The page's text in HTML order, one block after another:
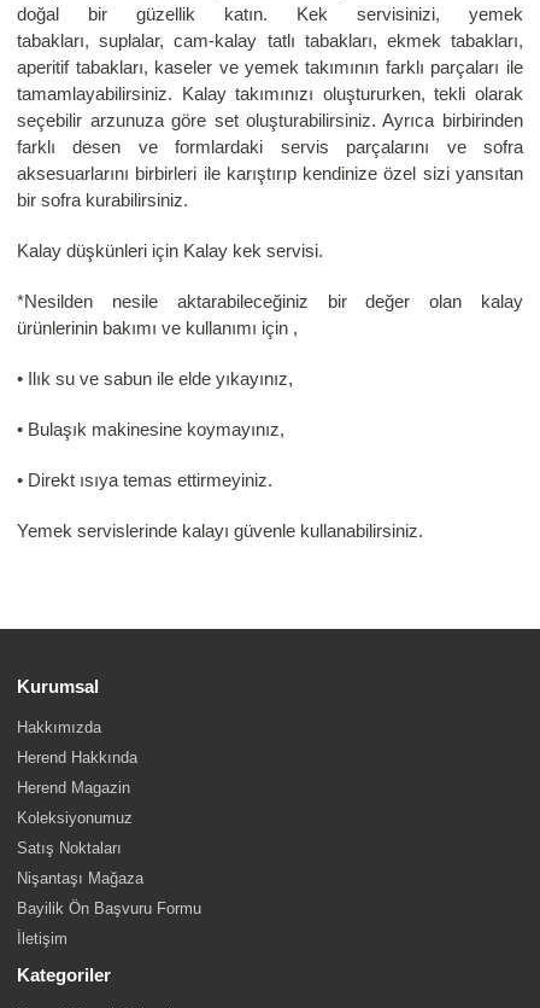
doğal bir güzellik katın. Kek servisinizi, yemek
tabakları, suplalar, cam-kalay tatlı tabakları, ekmek tabakları,
aperitif tabakları, kaseler ve yemek takımının farklı parçaları ile
tamamlayabilirsiniz. Kalay takımınızı oluştururken, tekli olarak
seçebilir arzunuza göre set oluşturabilirsiniz. Ayrıca birbirinden
farklı desen ve formlardaki servis parçalarını ve sofra
aksesuarlarını birbirleri ile karıştırıp kendinize özel sizi yansıtan
bir sofra kurabilirsiniz.
Kalay düşkünleri için Kalay kek servisi.
*Nesilden nesile aktarabileceğiniz bir değer olan kalay
ürünlerinin bakımı ve kullanımı için ,
• Ilık su ve sabun ile elde yıkayınız,
• Bulaşık makinesine koymayınız,
• Direkt ısıya temas ettirmeyiniz.
Yemek servislerinde kalayı güvenle kullanabilirsiniz.
Kurumsal
Hakkımızda
Herend Hakkında
Herend Magazin
Koleksiyonumuz
Satış Noktaları
Nişantaşı Mağaza
Bayilik Ön Başvuru Formu
İletişim
Kategoriler